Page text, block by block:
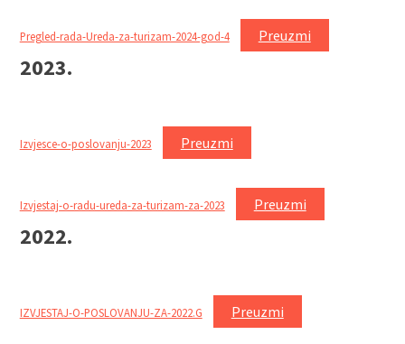
Pregled-rada-Ureda-za-turizam-2024-god-4 Preuzmi
2023.
Izvjesce-o-poslovanju-2023 Preuzmi
Izvjestaj-o-radu-ureda-za-turizam-za-2023 Preuzmi
2022.
IZVJESTAJ-O-POSLOVANJU-ZA-2022.G Preuzmi